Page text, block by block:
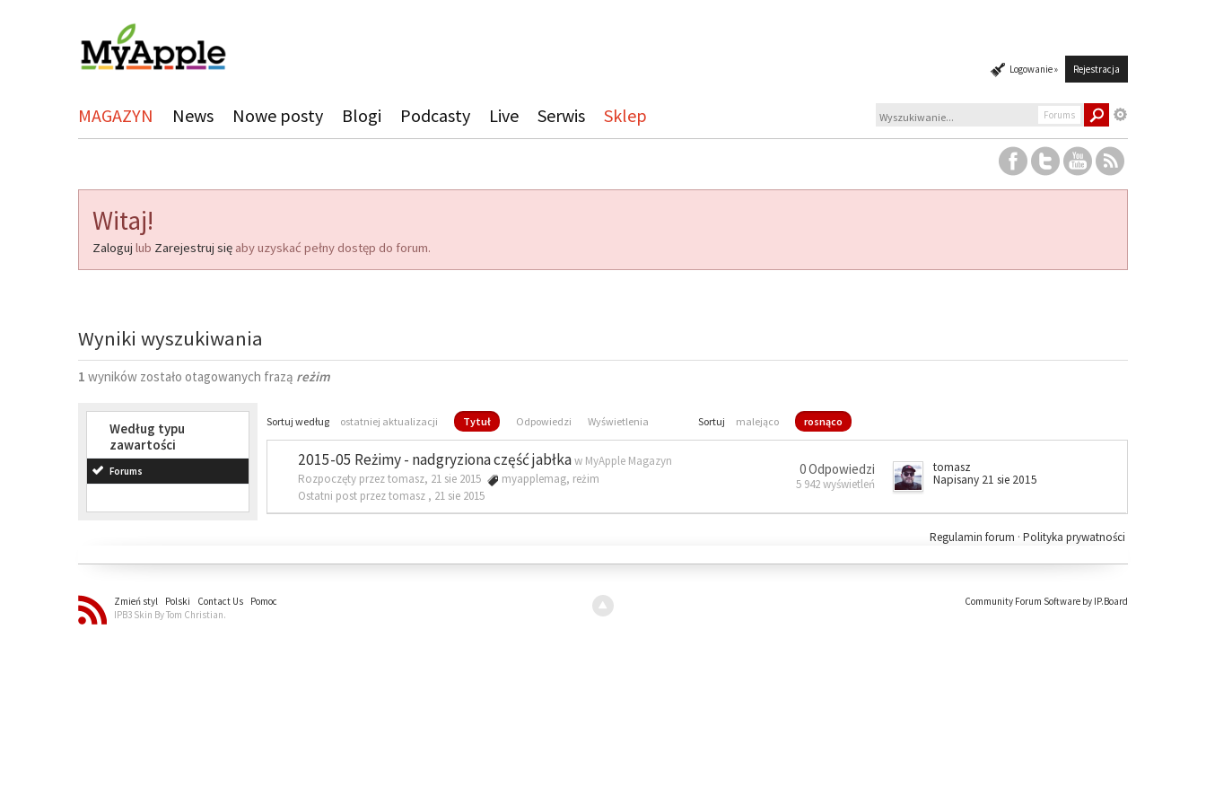
Logowanie » Rejestracja
MAGAZYN News Nowe posty Blogi Podcasty Live Serwis Sklep Forums
Witaj!
Zaloguj lub Zarejestruj się aby uzyskać pełny dostęp do forum.
Wyniki wyszukiwania
1 wyników zostało otagowanych frazą reżim
Według typu
zawartości
Forums
Sortuj według ostatniej aktualizacji Tytuł Odpowiedzi Wyświetlenia Sortuj malejąco rosnąco
2015-05 Reżimy - nadgryziona część jabłkaw MyApple Magazyn
Rozpoczęty przez tomasz, 21 sie 2015
myapplemag, reżim
Ostatni post przez tomasz , 21 sie 2015
0 Odpowiedzi
5 942 wyświetleń
tomasz
Napisany 21 sie 2015
Polityka prywatności
Regulamin forum ·
Zmień styl Polski Contact Us
Pomoc
IPB3 Skin By Tom Christian.
Community Forum Software by IP.Board